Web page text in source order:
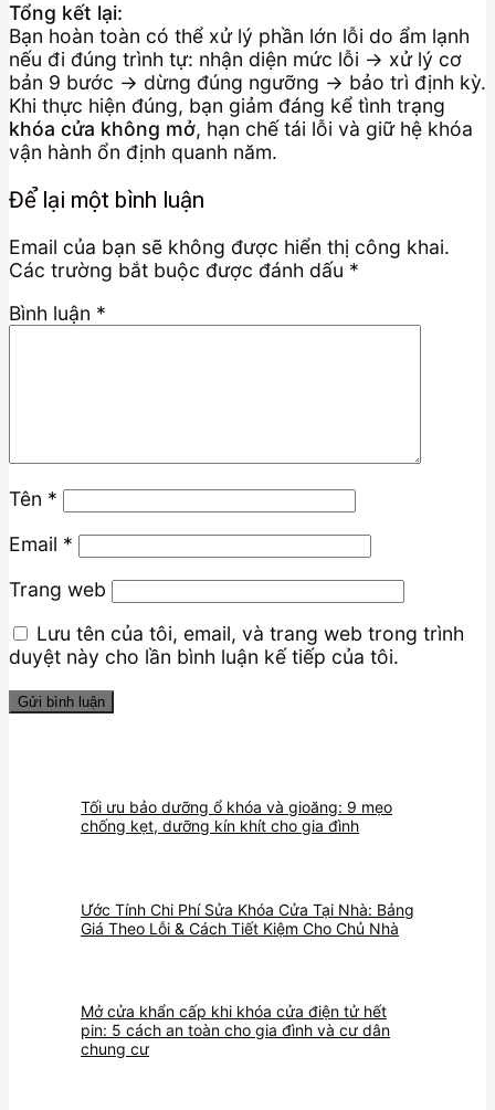
Tổng kết lại:
Bạn hoàn toàn có thể xử lý phần lớn lỗi do ẩm lạnh
nếu đi đúng trình tự: nhận diện mức lỗi → xử lý cơ
bản 9 bước → dừng đúng ngưỡng → bảo trì định kỳ.
Khi thực hiện đúng, bạn giảm đáng kể tình trạng
khóa cửa không mở, hạn chế tái lỗi và giữ hệ khóa
vận hành ổn định quanh năm.
Để lại một bình luận
Email của bạn sẽ không được hiển thị công khai.
Các trường bắt buộc được đánh dấu *
Bình luận *
Tên *
Email *
Trang web
Lưu tên của tôi, email, và trang web trong trình
duyệt này cho lần bình luận kế tiếp của tôi.
Tối ưu bảo dưỡng ổ khóa và gioăng: 9 mẹo
chống kẹt, dưỡng kín khít cho gia đình
Ước Tính Chi Phí Sửa Khóa Cửa Tại Nhà: Bảng
Giá Theo Lỗi & Cách Tiết Kiệm Cho Chủ Nhà
Mở cửa khẩn cấp khi khóa cửa điện tử hết
pin: 5 cách an toàn cho gia đình và cư dân
chung cư